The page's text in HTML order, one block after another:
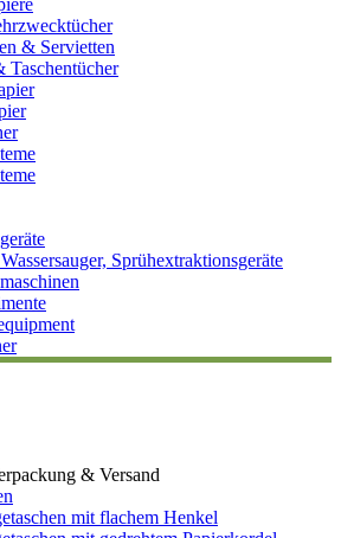
& Servietten
Taschentücher
Sprühextraktionsgeräte
& Versand
mit flachem Henkel